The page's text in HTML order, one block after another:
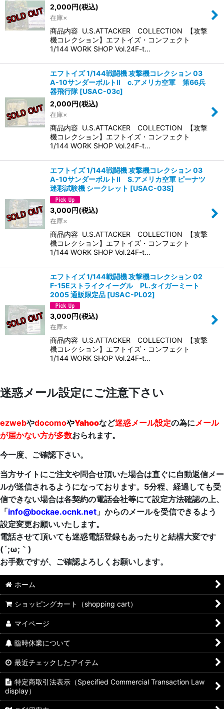
2,000円(税込)
在庫×
商品内容 U.S.ATTACKER COLLECTION 【攻撃
機コレクション】エフトイズ・コンフェクト
1/144 WORK SHOP Vol.24F-t…
エフトイズ 1/144戦闘機 攻撃機コレクション 03
A-10サンダーボルトII c.アメリカ空軍 第66兵
器飛行隊 [USAC-03c]
2,000円(税込)
在庫×
商品内容 U.S.ATTACKER COLLECTION 【攻撃
機コレクション】エフトイズ・コンフェクト
1/144 WORK SHOP Vol.24F-t…
エフトイズ 1/144戦闘機 攻撃機コレクション 03
A-10サンダーボルトII S.アメリカ空軍 ピーナツ
迷彩試験機 シークレット [USAC-03S]
3,000円(税込)
在庫×
商品内容 U.S.ATTACKER COLLECTION 【攻撃
機コレクション】エフトイズ・コンフェクト
1/144 WORK SHOP Vol.24F-t…
エフトイズ 1/144戦闘機 攻撃機コレクション 02
F-15Eストライクイーグル PL.タイガーミート
2005 通販限定品 [USAC-PL02]
3,000円(税込)
在庫×
商品内容 U.S.ATTACKER COLLECTION 【攻撃
機コレクション】エフトイズ・コンフェクト
1/144 WORK SHOP Vol.24F-t…
迷惑メール設定にご注意下さい
ezwebやdocomoやYahooなど迷惑メール設定の為に メール
が届かない方が多数おられます。
今一度、ご確認下さい。
当方サイトにご注文や問合せ頂いた場合は直ぐに自動返信メー
ルが送信されるようになっております。5分程、経過しても受
信できない場合は各契約の電話会社等にて設定方法確認の上、
「info@bockae.ocnk.net 」からのメールを受信できるよう
設定変更お願いいたします。
電話させて頂いても迷惑電話登録もあったりと結構大変です
(´;ω;｀)
お手数ですが、ご確認よろしくお願いします。
ホーム
ショッピングカート（shopping cart）
マイページ
臨時休業について
最近チェックしたアイテム
特定商取引法表示（Specified Commercial Transaction Law
display）